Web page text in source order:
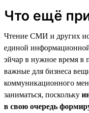
Что ещё
Чтение СМИ и других
единой
эйчар в нужное время в
важные для бизнеса
коммуникационного
заниматься, поскольку
в свою очередь